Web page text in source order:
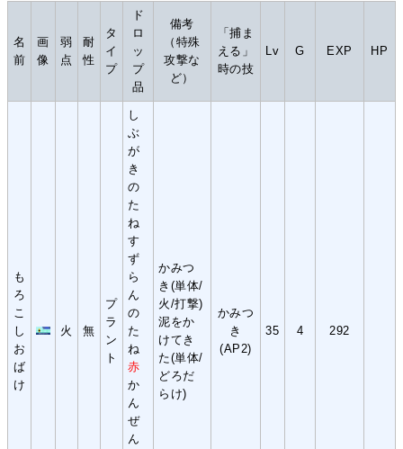
名
前
画
像
弱
点
耐
性
タ
イ
プ
ド
ロ
ッ
プ
品
備考
（特殊
攻撃な
ど）
「捕ま
える」
時の技
Lv G EXP HP
も
ろ
こ
し
お
ば
け
火 無
プ
ラ
ン
ト
し
ぶ
が
き
の
た
ね
す
ず
ら
ん
の
た
ね
赤
か
ん
ぜ
ん
かみつ
き(単体/
火/打撃)
泥をか
けてき
た(単体/
どろだ
らけ)
かみつ
き
(AP2)
35 4 292